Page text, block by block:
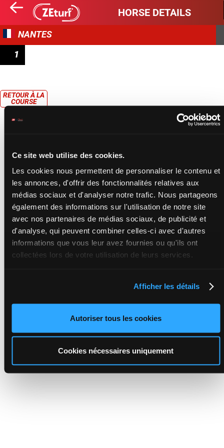
Ce site web utilise des cookies.
Les cookies nous permettent de personnaliser le contenu et
les annonces, d'offrir des fonctionnalités relatives aux
médias sociaux et d'analyser notre trafic. Nous partageons
également des informations sur l'utilisation de notre site
avec nos partenaires de médias sociaux, de publicité et
d'analyse, qui peuvent combiner celles-ci avec d'autres
informations que vous leur avez fournies ou qu'ils ont
collectées lors de votre utilisation de leurs services.
Afficher les détails
Autoriser tous les cookies
Cookies nécessaires uniquement
HORSE DETAILS
NANTES
1
RETOUR À LA
COURSE